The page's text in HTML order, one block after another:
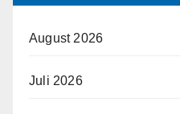
August 2026
Juli 2026